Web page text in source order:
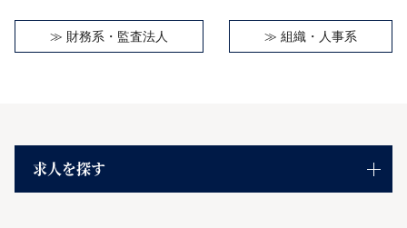
≫ 財務系・監査法人 ≫組織・人事系
求人を探す